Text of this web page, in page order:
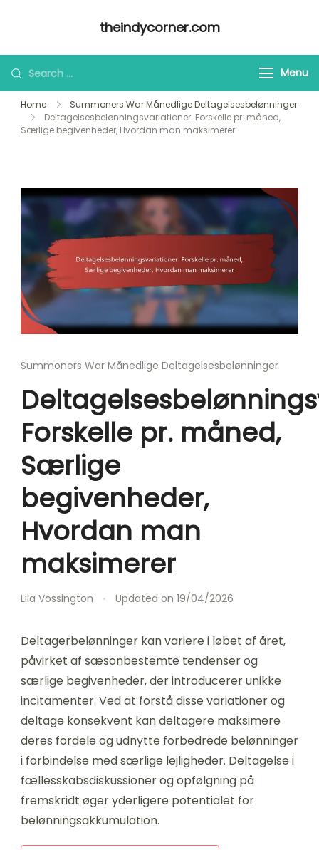
theindycorner.com
Looking
for
Something?
Menu
Home
Summoners War Månedlige Deltagelsesbelønninger
Deltagelsesbelønningsvariationer: Forskelle pr. måned,
Særlige begivenheder, Hvordan man maksimerer
Summoners War Månedlige Deltagelsesbelønninger
Forskelle pr. måned,
Særlige
begivenheder,
Hvordan man
maksimerer
Lila Vossington Updated on 19/04/2026
Deltagerbelønninger kan variere i løbet af året,
påvirket af sæsonbestemte tendenser og
særlige begivenheder, der introducerer unikke
incitamenter. Ved at forstå disse variationer og
deltage konsekvent kan deltagere maksimere
deres fordele og udnytte forbedrede belønninger
i forbindelse med særlige lejligheder. Deltagelse i
fællesskabsdiskussioner og opfølgning på
fremskridt øger yderligere potentialet for
belønningsakkumulation.